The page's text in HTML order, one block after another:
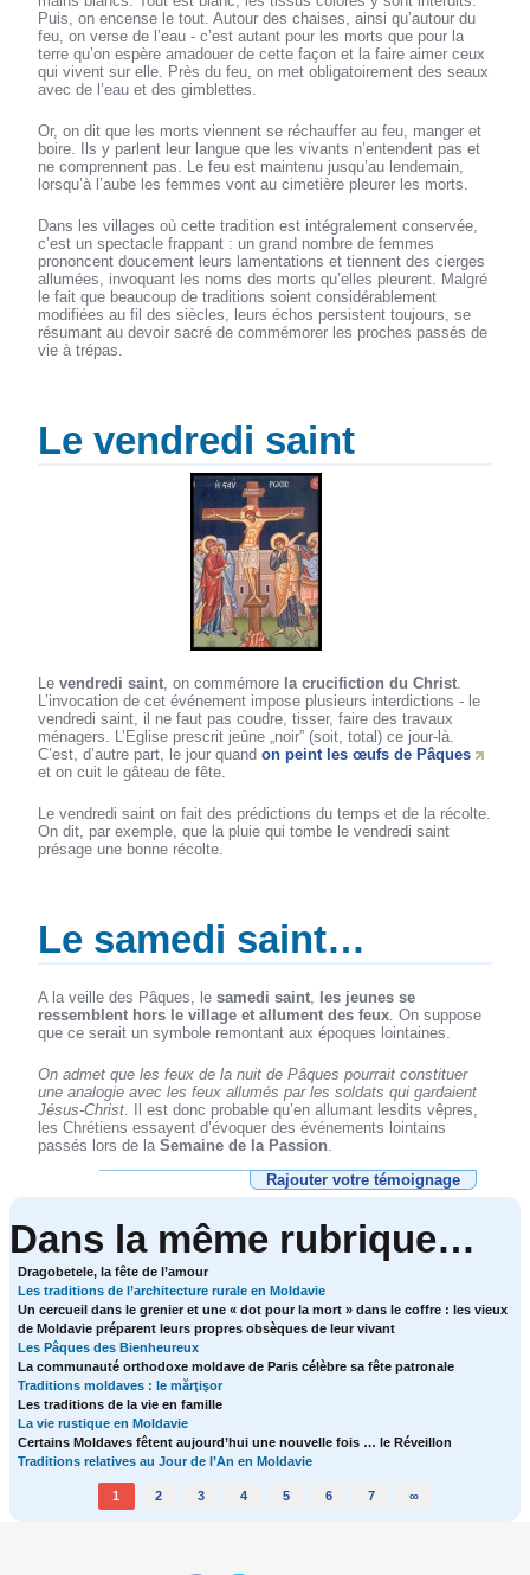
Puis, on encense le tout. Autour des chaises, ainsi qu’autour du
feu, on verse de l’eau - c’est autant pour les morts que pour la
terre qu’on espère amadouer de cette façon et la faire aimer ceux
qui vivent sur elle. Près du feu, on met obligatoirement des seaux
avec de l’eau et des gimblettes.
Or, on dit que les morts viennent se réchauffer au feu, manger et
boire. Ils y parlent leur langue que les vivants n’entendent pas et
ne comprennent pas. Le feu est maintenu jusqu’au lendemain,
lorsqu’à l’aube les femmes vont au cimetière pleurer les morts.
Dans les villages où cette tradition est intégralement conservée,
c’est un spectacle frappant : un grand nombre de femmes
prononcent doucement leurs lamentations et tiennent des cierges
allumées, invoquant les noms des morts qu’elles pleurent. Malgré
le fait que beaucoup de traditions soient considérablement
modifiées au fil des siècles, leurs échos persistent toujours, se
résumant au devoir sacré de commémorer les proches passés de
vie à trépas.
Le vendredi saint
Levendredi saint, on commémore la crucifiction du Christ.
L’invocation de cet événement impose plusieurs interdictions - le
vendredi saint, il ne faut pas coudre, tisser, faire des travaux
ménagers. L’Eglise prescrit jeûne „noir” (soit, total) ce jour-là.
C’est, d’autre part, le jour quandon peint les œufs de Pâques
et on cuit le gâteau de fête.
Le vendredi saint on fait des prédictions du temps et de la récolte.
On dit, par exemple, que la pluie qui tombe le vendredi saint
présage une bonne récolte.
Le samedi saint…
A la veille des Pâques, lesamedi saint, les jeunes se
ressemblent hors le village et allument des feux. On suppose
que ce serait un symbole remontant aux époques lointaines.
On admet que les feux de la nuit de Pâques pourrait constituer
une analogie avec les feux allumés par les soldats qui gardaient
Jésus-Christ. Il est donc probable qu’en allumant lesdits vêpres,
les Chrétiens essayent d’évoquer des événements lointains
passés lors de laSemaine de la Passion.
Rajouter votre témoignage
Dans la même rubrique…
Dragobetele, la fête de l’amour
Les traditions de l’architecture rurale en Moldavie
Un cercueil dans le grenier et une « dot pour la mort » dans le coffre : les vieux
de Moldavie préparent leurs propres obsèques de leur vivant
Les Pâques des Bienheureux
La communauté orthodoxe moldave de Paris célèbre sa fête patronale
Traditions moldaves : le mărţişor
Les traditions de la vie en famille
La vie rustique en Moldavie
Certains Moldaves fêtent aujourd’hui une nouvelle fois … le Réveillon
Traditions relatives au Jour de l’An en Moldavie
1 2 3 4 5 6 7 ∞